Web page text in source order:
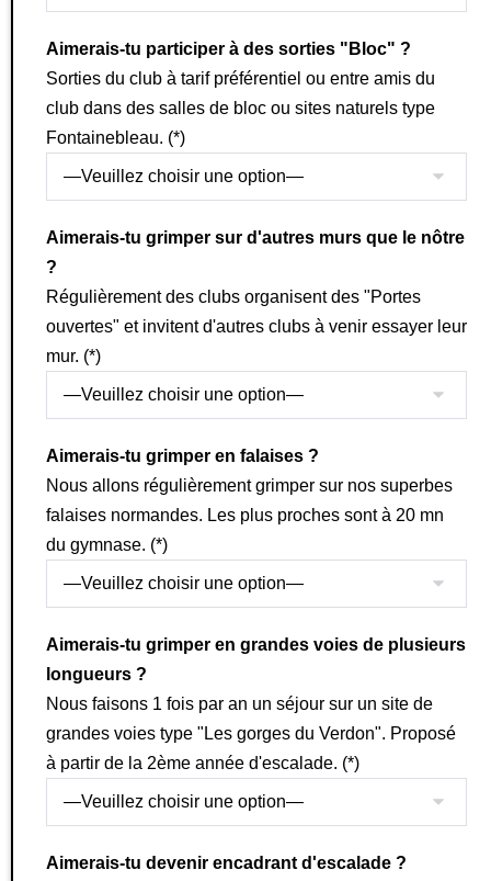
Aimerais-tu participer à des sorties "Bloc" ?
Sorties du club à tarif préférentiel ou entre amis du
club dans des salles de bloc ou sites naturels type
Fontainebleau. (*)
Aimerais-tu grimper sur d'autres murs que le nôtre
?
Régulièrement des clubs organisent des "Portes
ouvertes" et invitent d'autres clubs à venir essayer leur
mur. (*)
Aimerais-tu grimper en falaises ?
Nous allons régulièrement grimper sur nos superbes
falaises normandes. Les plus proches sont à 20 mn
du gymnase. (*)
Aimerais-tu grimper en grandes voies de plusieurs
longueurs ?
Nous faisons 1 fois par an un séjour sur un site de
grandes voies type "Les gorges du Verdon". Proposé
à partir de la 2ème année d'escalade. (*)
Aimerais-tu devenir encadrant d'escalade ?